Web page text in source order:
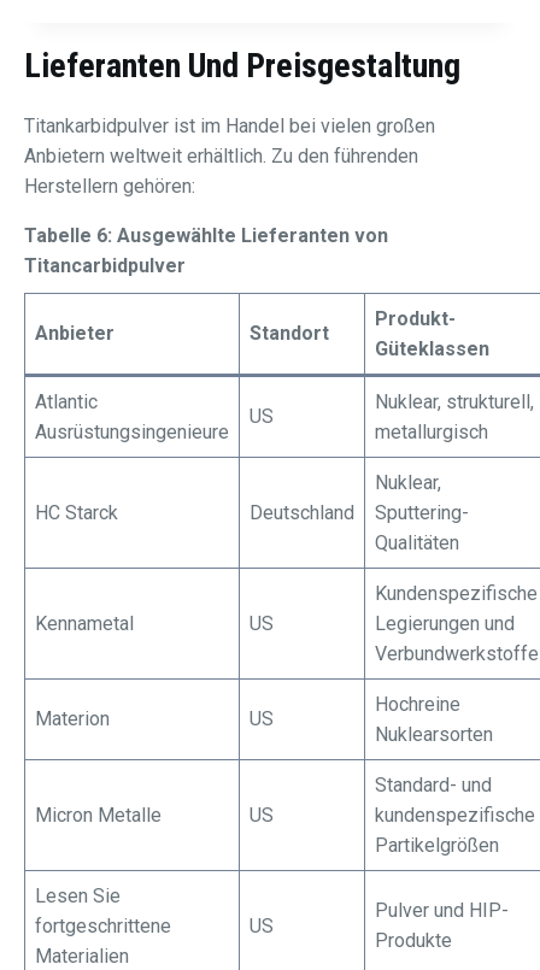
Lieferanten Und Preisgestaltung
Titankarbidpulver ist im Handel bei vielen großen
Anbietern weltweit erhältlich. Zu den führenden
Herstellern gehören:
Tabelle 6: Ausgewählte Lieferanten von
Titancarbidpulver
Anbieter Standort
Produkt-
Güteklassen
Atlantic
Ausrüstungsingenieure
US
Nuklear, strukturell,
metallurgisch
HC Starck Deutschland
Nuklear,
Sputtering-
Qualitäten
Kennametal US
Kundenspezifische
Legierungen und
Verbundwerkstoffe
Materion US
Hochreine
Nuklearsorten
Micron Metalle US
Standard- und
kundenspezifische
Partikelgrößen
Lesen Sie
fortgeschrittene
Materialien
US
Pulver und HIP-
Produkte